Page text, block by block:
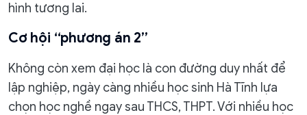
hình tương lai.
Cơ hội “phương án 2”
Không còn xem đại học là con đường duy nhất để
lập nghiệp, ngày càng nhiều học sinh Hà Tĩnh lựa
chọn học nghề ngay sau THCS, THPT. Với nhiều học